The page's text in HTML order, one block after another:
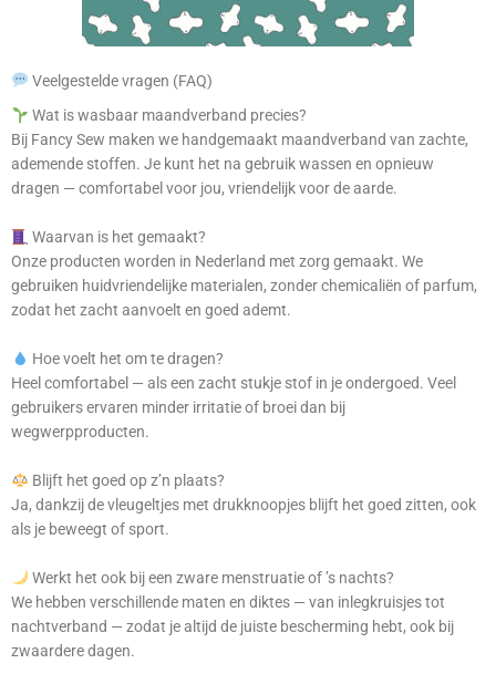
Veelgestelde vragen (FAQ)
Wat is wasbaar maandverband precies?
Bij Fancy Sew maken we handgemaakt maandverband van zachte,
ademende stoffen. Je kunt het na gebruik wassen en opnieuw
dragen — comfortabel voor jou, vriendelijk voor de aarde.
Waarvan is het gemaakt?
Onze producten worden in Nederland met zorg gemaakt. We
gebruiken huidvriendelijke materialen, zonder chemicaliën of parfum,
zodat het zacht aanvoelt en goed ademt.
Hoe voelt het om te dragen?
Heel comfortabel — als een zacht stukje stof in je ondergoed. Veel
gebruikers ervaren minder irritatie of broei dan bij
wegwerpproducten.
Blijft het goed op z’n plaats?
Ja, dankzij de vleugeltjes met drukknoopjes blijft het goed zitten, ook
als je beweegt of sport.
Werkt het ook bij een zware menstruatie of ’s nachts?
We hebben verschillende maten en diktes — van inlegkruisjes tot
nachtverband — zodat je altijd de juiste bescherming hebt, ook bij
zwaardere dagen.